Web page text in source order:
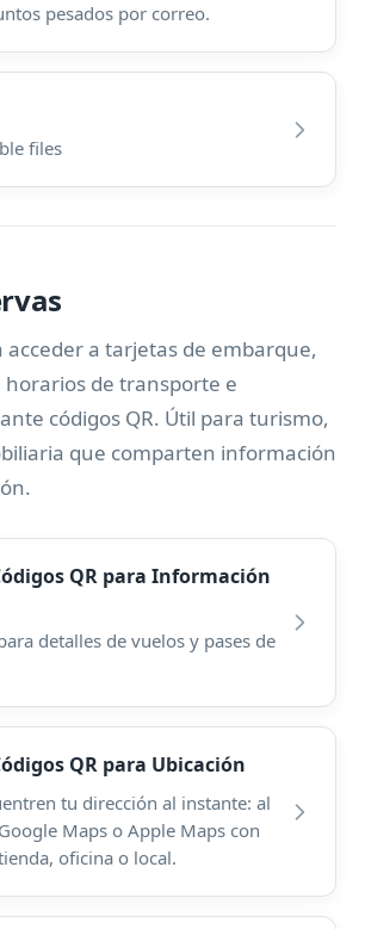
pesados por correo.
files
acceder a tarjetas de embarque,
de transporte e
códigos QR. Útil para turismo,
que comparten información
QR para Información
detalles de vuelos y pases de
QR para Ubicación
tu dirección al instante: al
Maps o Apple Maps con
oficina o local.